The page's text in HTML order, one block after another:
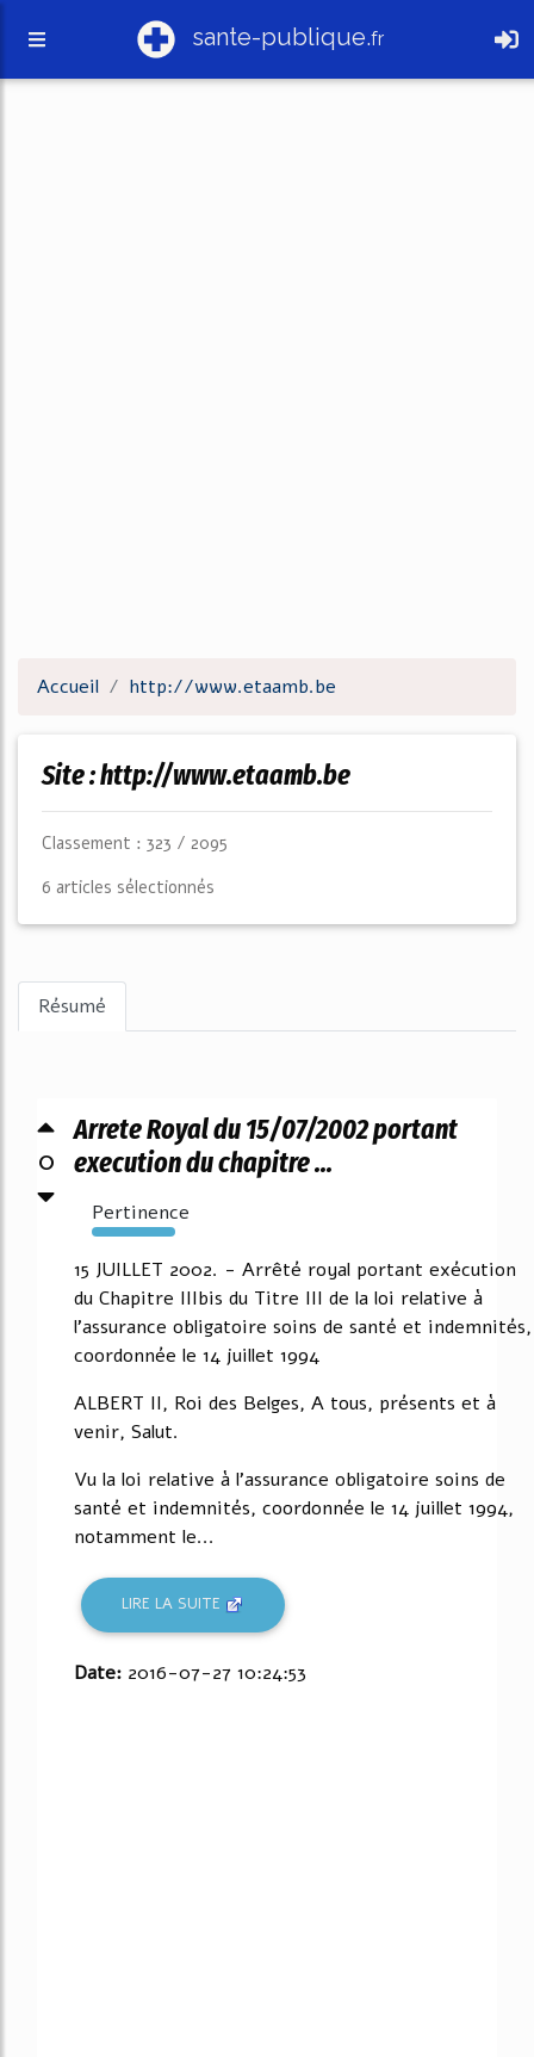
sante-publique.fr
Accueil http://www.etaamb.be
Site : http://www.etaamb.be
Classement : 323 / 2095
6 articles sélectionnés
Résumé
0
Arrete Royal du 15/07/2002 portant
execution du chapitre ...
Pertinence
6384%
15 JUILLET 2002. - Arrêté royal portant exécution
du Chapitre IIIbis du Titre III de la loi relative à
l'assurance obligatoire soins de santé et indemnités,
coordonnée le 14 juillet 1994
ALBERT II, Roi des Belges, A tous, présents et à
venir, Salut.
Vu la loi relative à l'assurance obligatoire soins de
santé et indemnités, coordonnée le 14 juillet 1994,
notamment le...
LIRE LA SUITE
Date: 2016-07-27 10:24:53